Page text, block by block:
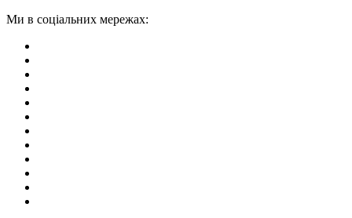
Ми в соціальних мережах: